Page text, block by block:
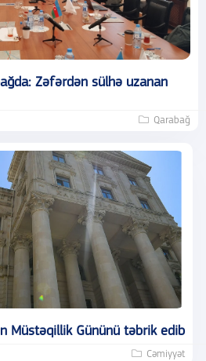
Zəfərdən sülhə uzanan
Qarabağ
Müstəqillik Gününü təbrik edib
Cəmiyyət